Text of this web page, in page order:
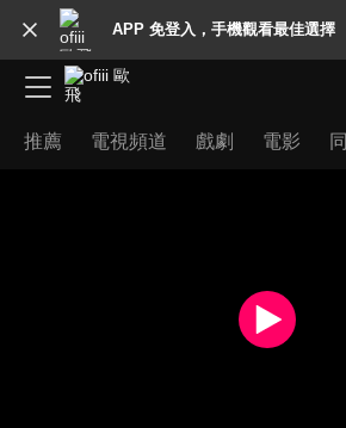
APP 免登入，手機觀看最佳選擇
推薦 電視頻道 戲劇 電影